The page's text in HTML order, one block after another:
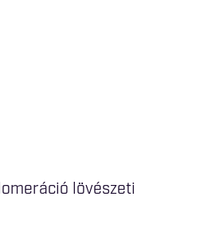
lövészeti